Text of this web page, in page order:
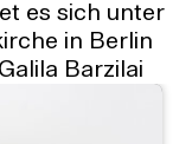
es sich unter
in Berlin
Barzilai